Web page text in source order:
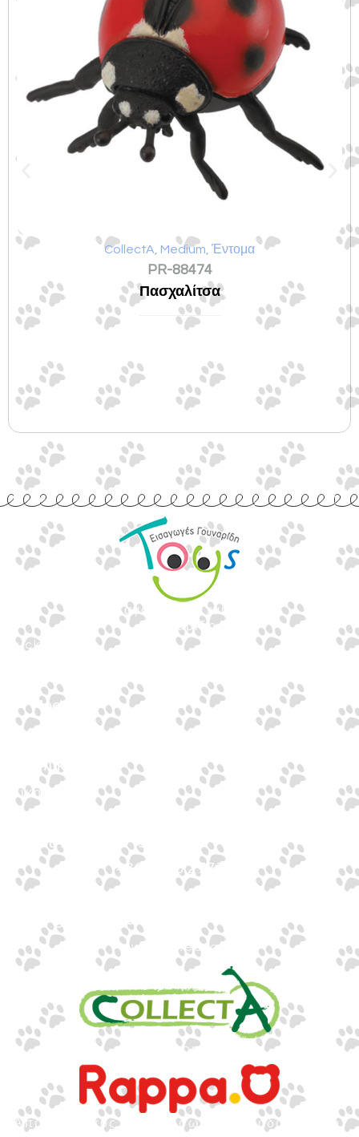
CollectA Medium Έντομα
PR-88474
Πασχαλίτσα
Εισαγωγές Παιχνιδιών
Γουναρίδη
Quick Links
Προϊόντα
Επικοινωνία
Επικοινωνία
Ιωνος Δραγούμη 14
Θεσσαλονίκη · 54624
+30 2310 277104
+30 2310 551560
info@gounaridis.com
www.collecta.gr
www.rappa.gr
Αποκλειστικός Αντιπρόσωπος Ελλάδα, Κύπρο,